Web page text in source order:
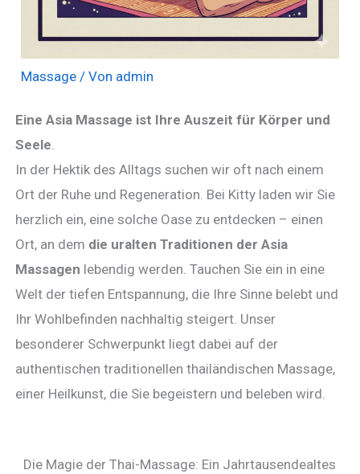
Massage / Von admin
Eine Asia Massage ist Ihre Auszeit für Körper und
Seele.
In der Hektik des Alltags suchen wir oft nach einem
Ort der Ruhe und Regeneration. Bei Kitty laden wir Sie
herzlich ein, eine solche Oase zu entdecken – einen
Ort, an dem die uralten Traditionen der Asia
Massagen lebendig werden. Tauchen Sie ein in eine
Welt der tiefen Entspannung, die Ihre Sinne belebt und
Ihr Wohlbefinden nachhaltig steigert. Unser
besonderer Schwerpunkt liegt dabei auf der
authentischen traditionellen thailändischen Massage,
einer Heilkunst, die Sie begeistern und beleben wird.
Die Magie der Thai-Massage: Ein Jahrtausendealtes